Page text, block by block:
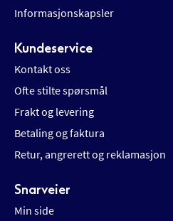
Informasjonskapsler
Kundeservice
Kontakt oss
Ofte stilte spørsmål
Frakt og levering
Betaling og faktura
Retur, angrerett og reklamasjon
Snarveier
Min side